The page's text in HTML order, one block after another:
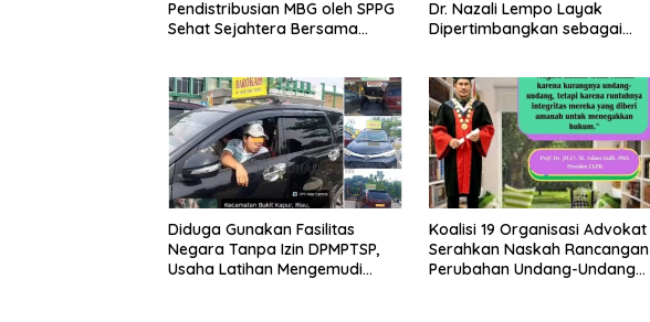
Pendistribusian MBG oleh SPPG
Sehat Sejahtera Bersama
Dr. Nazali Lempo Layak
Dipertimbangkan sebagai
Berkompromi terhadap
Penegakan Hukum
Diduga Gunakan Fasilitas
Negara Tanpa Izin DPMPTSP,
Usaha Latihan Mengemudi
Koalisi 19 Organisasi Advokat
Serahkan Naskah Rancangan
Perubahan Undang-Undang